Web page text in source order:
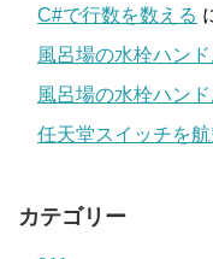
C#で行数を数える
風呂場の水栓ハン
風呂場の水栓ハン
任天堂スイッチを
カテゴリー